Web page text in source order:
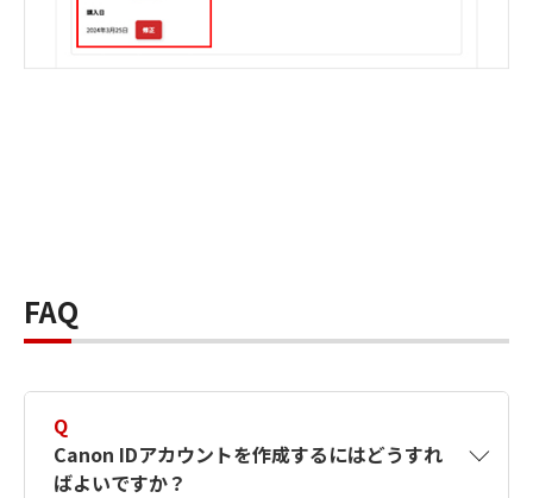
FAQ
Q
Canon IDアカウントを作成するにはどうすれ
ばよいですか？